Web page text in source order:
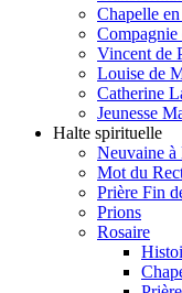
Chapelle
Compagnie
Vincent de
Louise de
Catherine
Jeunesse
Halte spirituelle
Neuvaine à
Mot du
Prière Fin
Prions
Rosaire